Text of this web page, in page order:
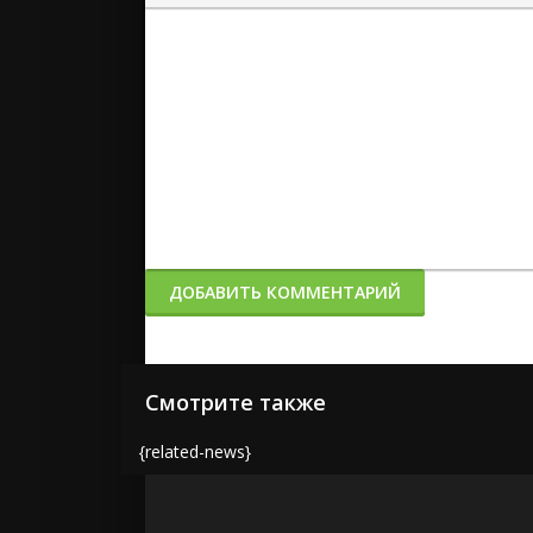
Вставка спойлера
ДОБАВИТЬ КОММЕНТАРИЙ
Смотрите также
{related-news}